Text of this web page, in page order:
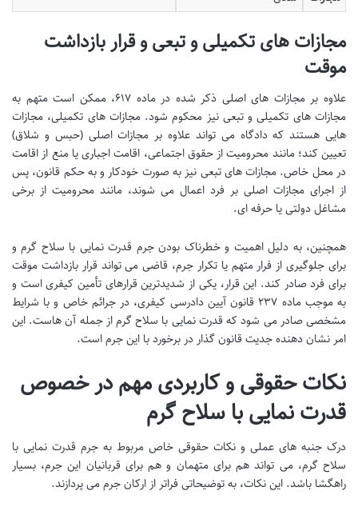
مجازات های تکمیلی و تبعی و قرار بازداشت
موقت
علاوه بر مجازات های اصلی ذکر شده در ماده ۶۱۷، ممکن است متهم به
مجازات های تکمیلی و تبعی نیز محکوم شود. مجازات های تکمیلی، مجازات
هایی هستند که دادگاه می تواند علاوه بر مجازات اصلی (حبس و شلاق)
تعیین کند؛ مانند محرومیت از حقوق اجتماعی، اقامت اجباری یا منع از اقامت
در محل خاص. مجازات های تبعی نیز به صورت خودکار و به حکم قانون، پس
از اجرای مجازات اصلی بر فرد اعمال می شوند، مانند محرومیت از برخی
مشاغل دولتی یا حرفه ای.
همچنین، به دلیل اهمیت و خطرناک بودن جرم قدرت نمایی با سلاح گرم و
برای جلوگیری از فرار متهم یا تکرار جرم، قاضی می تواند قرار بازداشت موقت
برای فرد صادر کند. این قرار، یکی از شدیدترین قرارهای تأمین کیفری است و
به موجب ماده ۲۳۷ قانون آیین دادرسی کیفری، در جرائم خاص و با شرایط
مشخصی صادر می شود که قدرت نمایی با سلاح گرم از جمله آن هاست. این
امر نشان دهنده جدیت قانون گذار در برخورد با این جرم است.
نکات حقوقی و کاربردی مهم در خصوص
قدرت نمایی با سلاح گرم
درک جنبه های عملی و نکات حقوقی خاص مربوط به جرم قدرت نمایی با
سلاح گرم، می تواند هم برای متهمان و هم برای قربانیان این جرم، بسیار
راهگشا باشد. این نکات، به توضیحاتی فراتر از ارکان جرم می پردازند.